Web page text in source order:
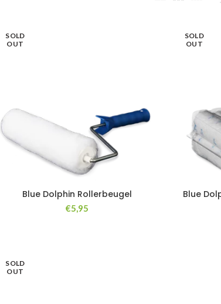
SOLD
OUT
Blue Dolphin Rollerbeugel
€5,95
SOLD
OUT
Blue
SOLD
OUT